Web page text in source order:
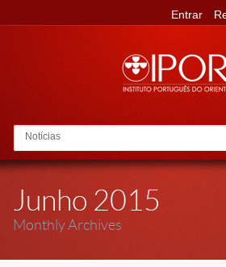
Go to:
Entrar
Junho 2015
Monthly Archives